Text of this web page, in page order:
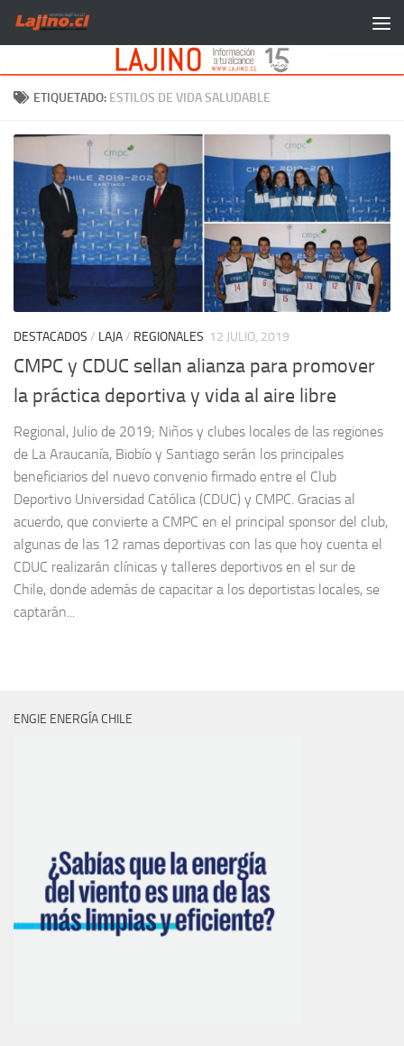
Saltar al contenido
ETIQUETADO: ESTILOS DE VIDA SALUDABLE
DESTACADOS / LAJA/ REGIONALES 12 JULIO, 2019
CMPC y CDUC sellan alianza para promover
la práctica deportiva y vida al aire libre
Regional, Julio de 2019; Niños y clubes locales de las regiones
de La Araucanía, Biobío y Santiago serán los principales
beneficiarios del nuevo convenio firmado entre el Club
Deportivo Universidad Católica (CDUC) y CMPC. Gracias al
acuerdo, que convierte a CMPC en el principal sponsor del club,
algunas de las 12 ramas deportivas con las que hoy cuenta el
CDUC realizarán clínicas y talleres deportivos en el sur de
Chile, donde además de capacitar a los deportistas locales, se
captarán...
ENGIE ENERGÍA CHILE